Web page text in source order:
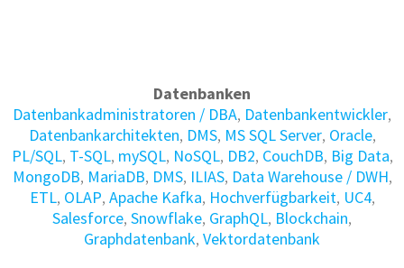
Datenbanken
Daten­bank­administratoren / DBA, Daten­bank­entwickler,
Daten­bank­architekten, DMS, MS SQL Server, Oracle,
PL/SQL, T-SQL, mySQL, NoSQL, DB2, CouchDB, Big Data,
MongoDB, MariaDB, DMS, ILIAS, Data Warehouse / DWH,
ETL, OLAP, Apache Kafka, Hochverfügbarkeit, UC4,
Salesforce, Snowflake, GraphQL, Blockchain,
Graphdatenbank, Vektordatenbank